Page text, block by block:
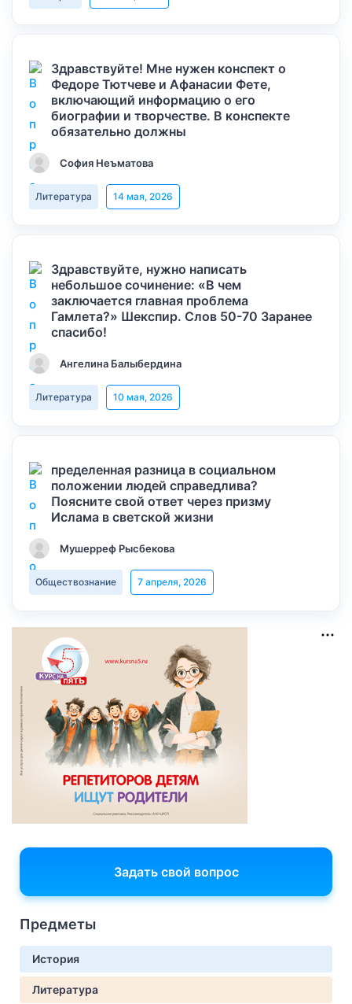
Здравствуйте! Мне нужен конспект о
Федоре Тютчеве и Афанасии Фете,
включающий информацию о его
биографии и творчестве. В конспекте
обязательно должны
София Неъматова
Литература 14 мая, 2026
Здравствуйте, нужно написать
небольшое сочинение: «В чем
заключается главная проблема
Гамлета?» Шекспир. Слов 50-70 Заранее
спасибо!
Ангелина Балыбердина
Литература 10 мая, 2026
пределенная разница в социальном
положении людей справедлива?
Поясните свой ответ через призму
Ислама в светской жизни
Мушерреф Рысбекова
Обществознание 7 апреля, 2026
Задать свой вопрос
Предметы
История
Литература